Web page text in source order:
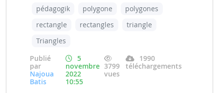
pédagogik
polygone
polygones
rectangle
rectangles
triangle
Triangles
Publié
par
Najoua
Batis
5
novembre
2022
10:55
3799
vues
1990
téléchargements